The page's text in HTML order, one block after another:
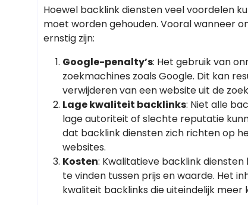
Hoewel backlink diensten veel voordelen
moet worden gehouden. Vooral wanneer
ernstig zijn:
Google-penalty’s: Het gebruik van
zoekmachines zoals Google. Dit kan
verwijderen van een website uit de
Lage kwaliteit backlinks: Niet alle
lage autoriteit of slechte reputatie
dat backlink diensten zich richten op
websites.
Kosten: Kwalitatieve backlink diensten
te vinden tussen prijs en waarde. Het
kwaliteit backlinks die uiteindelijk meer